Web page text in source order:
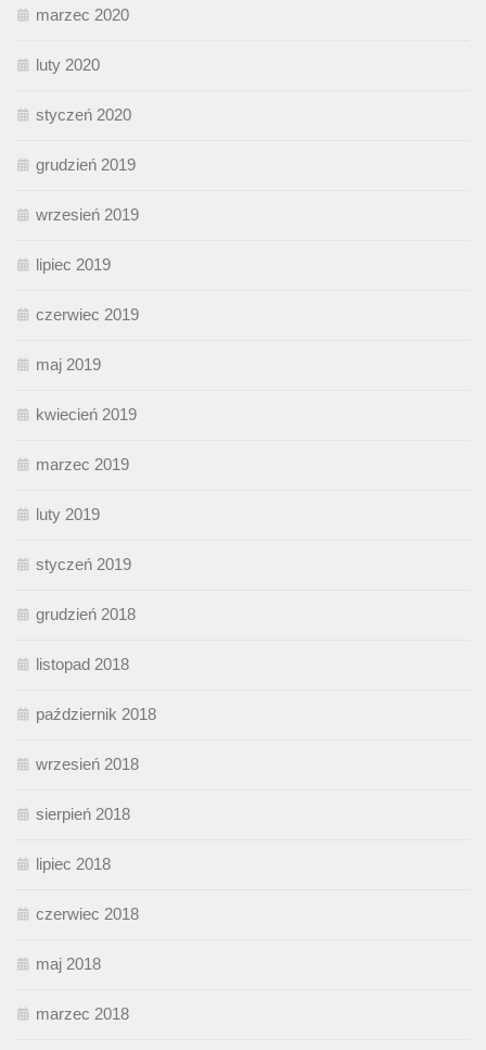
marzec 2020
luty 2020
styczeń 2020
grudzień 2019
wrzesień 2019
lipiec 2019
czerwiec 2019
maj 2019
kwiecień 2019
marzec 2019
luty 2019
styczeń 2019
grudzień 2018
listopad 2018
październik 2018
wrzesień 2018
sierpień 2018
lipiec 2018
czerwiec 2018
maj 2018
marzec 2018